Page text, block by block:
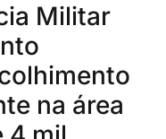
Militar
na área